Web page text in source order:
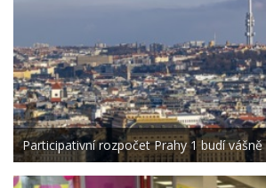
Participativní rozpočet Prahy 1 budí